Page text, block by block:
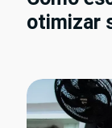
otimizar